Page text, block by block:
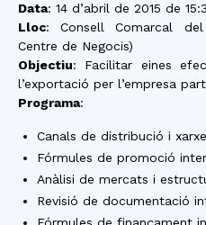
Data: 14 d’abril de 2015 de
Lloc: Consell Comarcal
Centre de Negocis)
Objectiu: Facilitar eines
l’exportació per l’empresa
Programa:
Canals de distribució i
Fórmules de promoció
Anàlisi de mercats i
Revisió de documentació